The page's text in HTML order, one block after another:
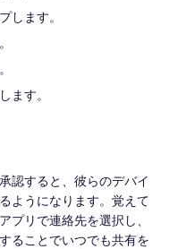
します。
ます。
認すると、彼らのデバイ
ようになります。覚えて
プリで連絡先を選択し、
ることでいつでも共有を